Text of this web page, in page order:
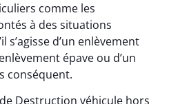
comme les
à des situations
s’agisse d’un enlèvement
épave ou d’un
conséquent.
Destruction véhicule hors